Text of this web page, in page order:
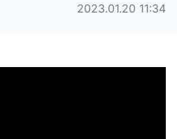
작성일
2023.01.20 11:34